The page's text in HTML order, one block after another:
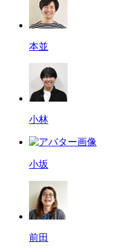
本並
小林
小坂
前田